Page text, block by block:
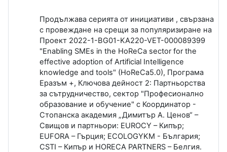
Продължава серията от инициативи , свързана
с провеждане на срещи за популяризиране на
Проект 2022-1-BG01-KA220-VET-000089399
"Enabling SMEs in the HoReCa sector for the
effective adoption of Artificial Intelligence
knowledge and tools" (HoReCa5.0), Програма
Еразъм +, Ключова дейност 2: Партньорства
за сътрудничество, сектор "Професионално
образование и обучение" с Координатор -
Стопанска академия „Димитър А. Ценов“ –
Свищов и партньори: EUROCY – Кипър;
EUFORA – Гърция; ECOLOGYKM - България;
CSTI – Кипър и HORECA PARTNERS – Белгия.